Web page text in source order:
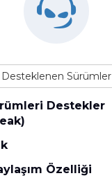
Desteklenen Sürümler
Destekler
Özelliği